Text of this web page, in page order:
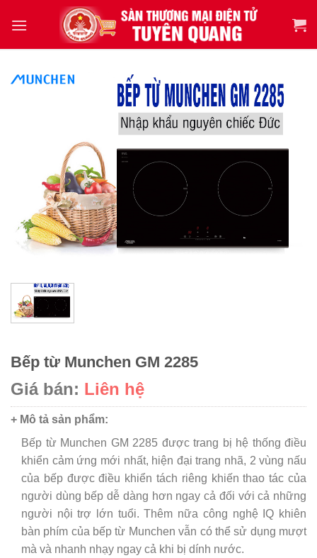
Bếp từ Munchen GM 2285
Giá bán: Liên hệ
+ Mô tả sản phẩm:
Bếp từ Munchen GM 2285 được trang bị hệ thống điều
khiển cảm ứng mới nhất, hiện đại trang nhã, 2 vùng nấu
của bếp được điều khiển tách riêng khiến thao tác của
người dùng bếp dễ dàng hơn ngay cả đối với cả những
người nội trợ lớn tuổi. Thêm nữa công nghệ IQ khiên
bàn phím của bếp từ Munchen vẫn có thể sử dụng mượt
mà và nhanh nhạy ngay cả khi bị dính nước.